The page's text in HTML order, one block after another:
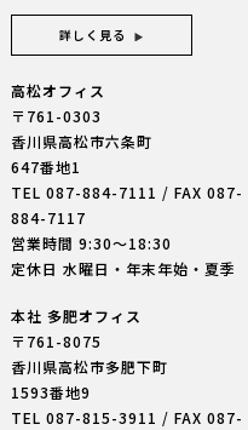
詳しく見る
高松オフィス
〒761-0303
香川県高松市六条町
647番地1
TEL 087-884-7111 / FAX 087-
884-7117
営業時間 9:30〜18:30
定休日 水曜日・年末年始・夏季
本社 多肥オフィス
〒761-8075
香川県高松市多肥下町
1593番地9
TEL 087-815-3911 / FAX 087-